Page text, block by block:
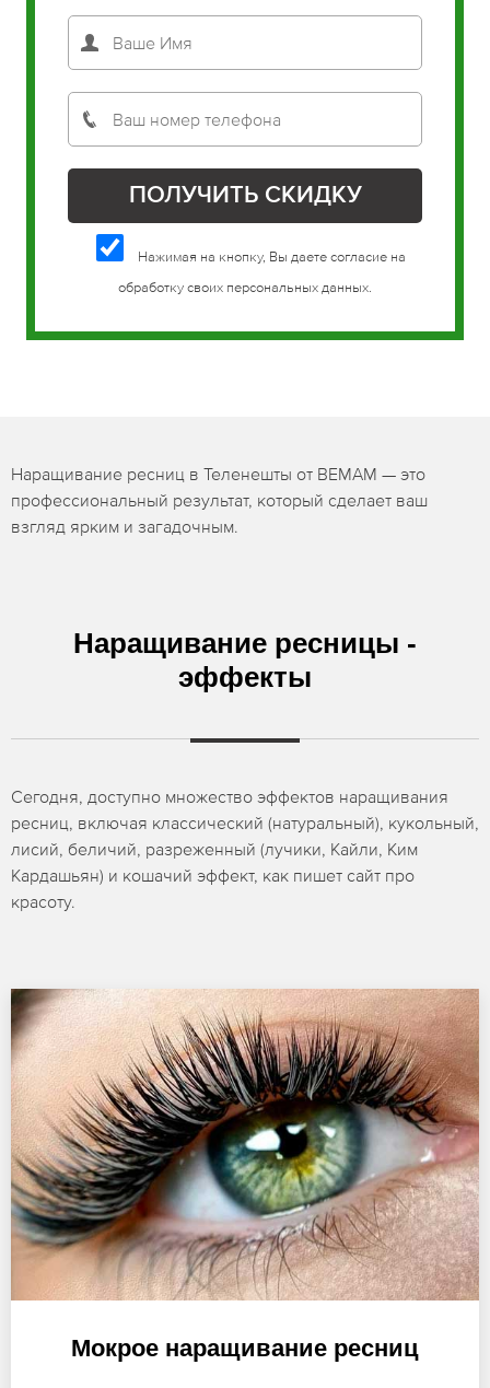
Нажимая на кнопку, Вы даете согласие на
обработку своих персональных данных.
Наращивание ресниц в Теленешты от BEMAM — это
профессиональный результат, который сделает ваш
взгляд ярким и загадочным.
Наращивание ресницы -
эффекты
Сегодня, доступно множество эффектов наращивания
ресниц, включая классический (натуральный), кукольный,
лисий, беличий, разреженный (лучики, Кайли, Ким
Кардашьян) и кошачий эффект, как пишет сайт про
красоту.
Мокрое наращивание ресниц